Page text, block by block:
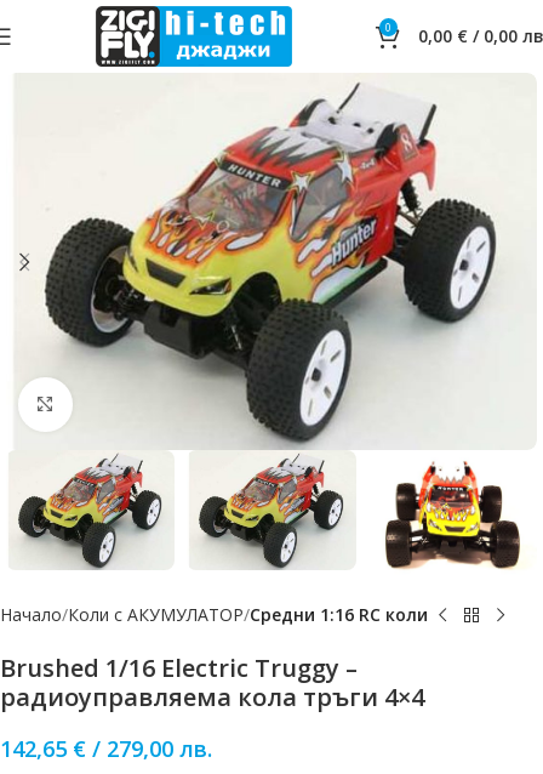
0 0,00 € / 0,00
Click to enlarge
Начало Коли с АКУМУЛАТОР Средни 1:16 RC коли
Brushed 1/16 Electric Truggy –
радиоуправляема кола тръги 4×4
142,65 € / 279,00 лв.